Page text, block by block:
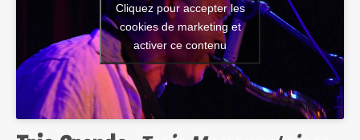
Cliquez pour accepter les
cookies de marketing et
activer ce contenu